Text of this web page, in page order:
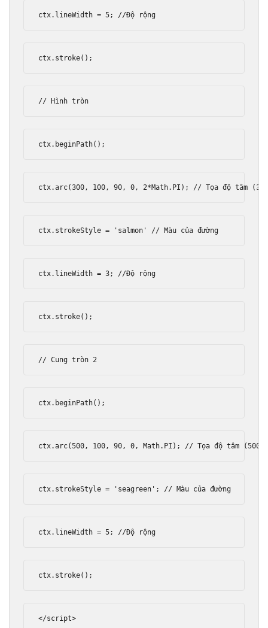
ctx. lineWidth = 5; //Độ rộng
ctx. stroke();
// Hình tròn
ctx. beginPath();
ctx.arc(300, 100, 90, 0, 2*Math. PI ); // Tọa độ tâm
ctx. strokeStyle = 'salmon' // Màu của đường
ctx. lineWidth = 3; //Độ rộng
ctx. stroke();
// Cung tròn 2
ctx. beginPath();
ctx.arc(500, 100, 90, 0, Math. PI ); // Tọa độ tâm
ctx. strokeStyle = 'seagreen' ; // Màu của đường
ctx. lineWidth = 5; //Độ rộng
ctx. stroke();
</script>